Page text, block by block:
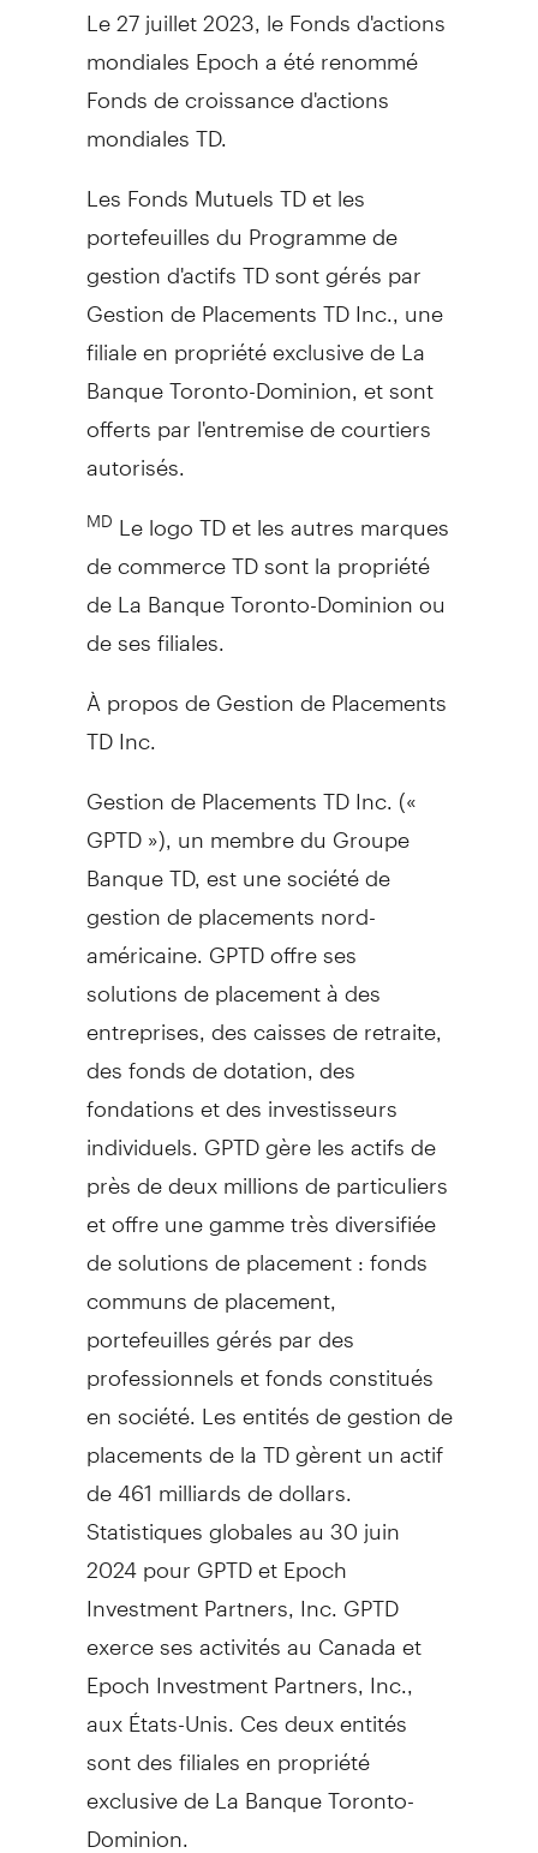
Le 27 juillet 2023, le Fonds d'actions
mondiales Epoch a été renommé
Fonds de croissance d'actions
mondiales TD.
Les Fonds Mutuels TD et les
portefeuilles du Programme de
gestion d'actifs TD sont gérés par
Gestion de Placements TD Inc., une
filiale en propriété exclusive de La
Banque Toronto-Dominion, et sont
offerts par l'entremise de courtiers
autorisés.
MD Le logo TD et les autres marques
de commerce TD sont la propriété
de La Banque Toronto-Dominion ou
de ses filiales.
À propos de Gestion de Placements
TD Inc.
Gestion de Placements TD Inc. («
GPTD »), un membre du Groupe
Banque TD, est une société de
gestion de placements nord-
américaine. GPTD offre ses
solutions de placement à des
entreprises, des caisses de retraite,
des fonds de dotation, des
fondations et des investisseurs
individuels. GPTD gère les actifs de
près de deux millions de particuliers
et offre une gamme très diversifiée
de solutions de placement : fonds
communs de placement,
portefeuilles gérés par des
professionnels et fonds constitués
en société. Les entités de gestion de
placements de la TD gèrent un actif
de 461 milliards de dollars.
Statistiques globales au 30 juin
2024 pour GPTD et Epoch
Investment Partners, Inc. GPTD
exerce ses activités au Canadaet
Epoch Investment Partners, Inc.,
aux États-Unis. Ces deux entités
sont des filiales en propriété
exclusive de La Banque Toronto-
Dominion.